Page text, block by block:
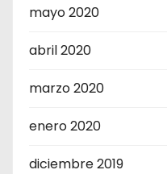
mayo 2020
abril 2020
marzo 2020
enero 2020
diciembre 2019